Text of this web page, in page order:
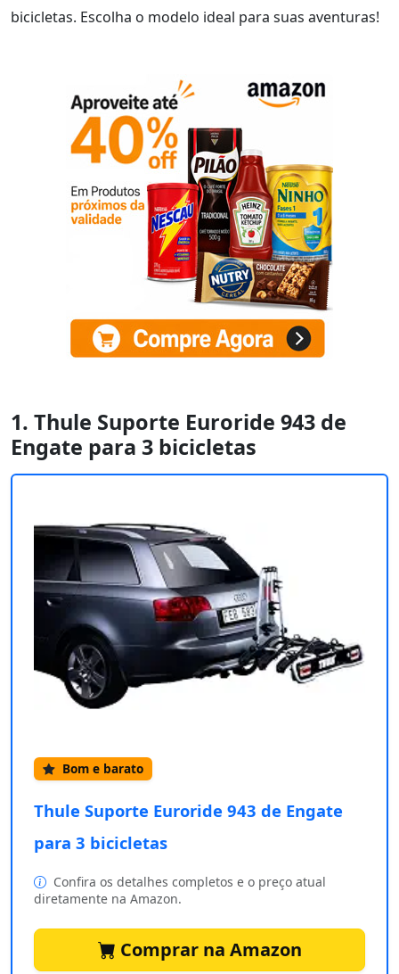
bicicletas. Escolha o modelo ideal para suas aventuras!
1. Thule Suporte Euroride 943 de
Engate para 3 bicicletas
Bom e barato
Thule Suporte Euroride 943 de Engate
para 3 bicicletas
Confira os detalhes completos e o preço atual
diretamente na Amazon.
Comprar na Amazon